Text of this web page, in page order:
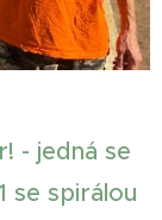
- jedná se
se spirálou